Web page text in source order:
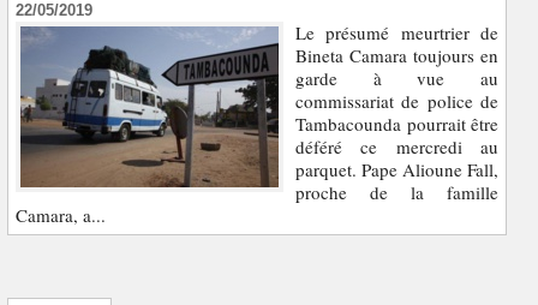
22/05/2019
Le présumé meurtrier de
Bineta Camara toujours en
garde à vue au
commissariat de police de
Tambacounda pourrait être
déféré ce mercredi au
parquet. Pape Alioune Fall,
proche de la famille
Camara, a...